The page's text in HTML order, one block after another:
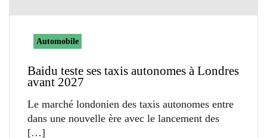
Automobile
Baidu teste ses taxis autonomes à Londres
avant 2027
Le marché londonien des taxis autonomes entre
dans une nouvelle ère avec le lancement des